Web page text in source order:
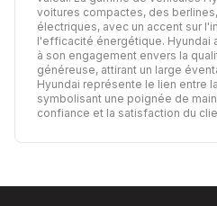
voitures compactes, des
électriques, avec un accent sur
l'efficacité énergétique. Hyundai
à son engagement envers la
généreuse, attirant un large
Hyundai représente le lien entre
symbolisant une poignée de
confiance et la satisfaction du